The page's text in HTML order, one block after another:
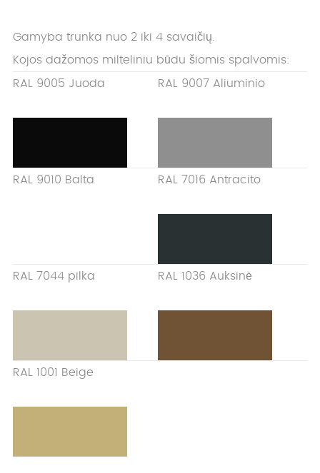
Gamyba trunka nuo 2 iki 4 savaičių.
Kojos dažomos milteliniu būdu šiomis spalvomis:
RAL 9005 Juoda RAL 9007 Aliuminio
RAL 9010 Balta RAL 7016 Antracito
RAL 7044 pilka RAL 1036 Auksinė
RAL 1001 Beige